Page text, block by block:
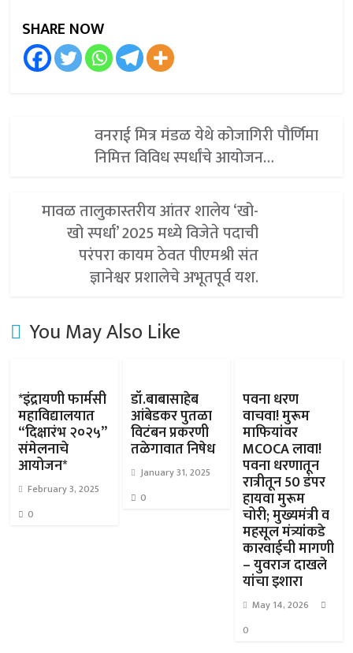
SHARE NOW
वनराई मित्र मंडळ येथे कोजागिरी पौर्णिमा
निमित्त विविध स्पर्धांचे आयोजन…
मावळ तालुकास्तरीय आंतर शालेय ‘खो-
खो स्पर्धा’ 2025 मध्ये विजेते पदाची
परंपरा कायम ठेवत पीएमश्री संत
ज्ञानेश्वर प्रशालेचे अभूतपूर्व यश.
You May Also Like
*इंद्रायणी फार्मसी
महाविद्यालयात
“दिक्षारंभ २०२५”
संमेलनाचे
आयोजन*
February 3, 2025
0
डॉ.बाबासाहेब
आंबेडकर पुतळा
विटंबन प्रकरणी
तळेगावात निषेध
January 31, 2025
0
पवना धरण
वाचवा! मुरूम
माफियांवर
MCOCA लावा!
पवना धरणातून
रात्रीतून 50 डंपर
हायवा मुरूम
चोरी; मुख्यमंत्री व
महसूल मंत्र्यांकडे
कारवाईची मागणी
– युवराज दाखले
यांचा इशारा
May 14, 2026
0